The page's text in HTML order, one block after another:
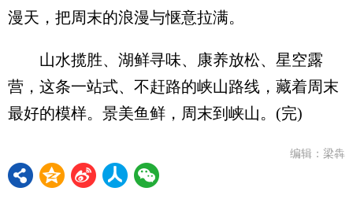
漫天，把周末的浪漫与惬意拉满。
山水揽胜、湖鲜寻味、康养放松、星空露
营，这条一站式、不赶路的峡山路线，藏着周末
最好的模样。景美鱼鲜，周末到峡山。(完)
编辑：梁犇